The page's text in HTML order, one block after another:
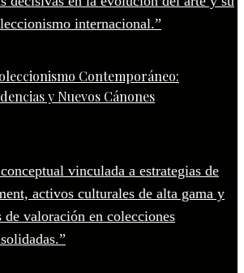
Contemporáneo:
y Nuevos Cánones